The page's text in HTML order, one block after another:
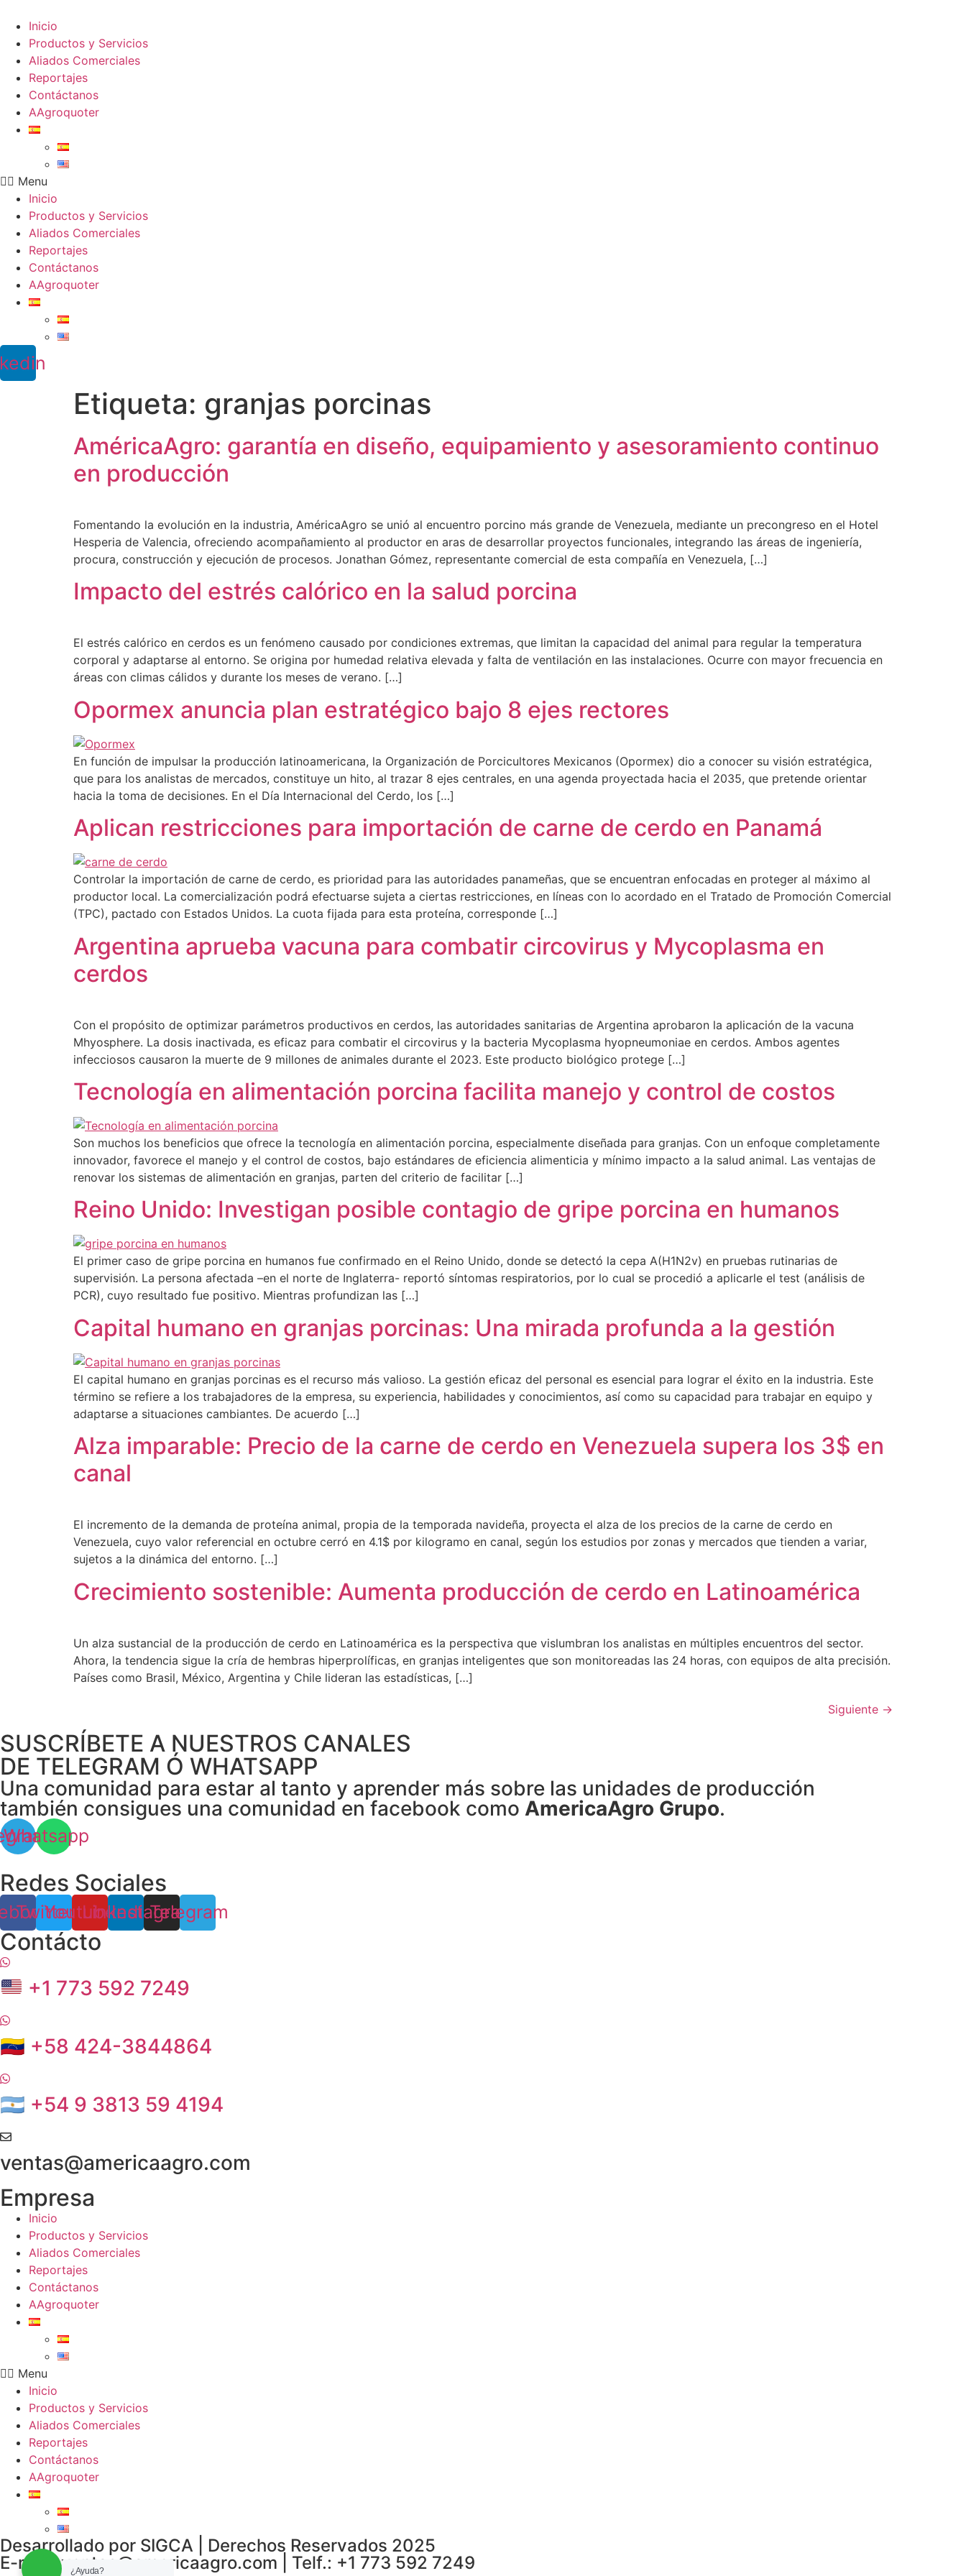
contenido
Inicio
Productos y Servicios
Aliados Comerciales
Reportajes
Contáctanos
AAgroquoter
Menu
Inicio
Productos y Servicios
Aliados Comerciales
Reportajes
Contáctanos
AAgroquoter
Etiqueta: granjas porcinas
AméricaAgro: garantía en diseño, equipamiento y asesoramiento continuo
en producción
Fomentando la evolución en la industria, AméricaAgro se unió al encuentro porcino más grande de Venezuela, mediante un precongreso en el Hotel
Hesperia de Valencia, ofreciendo acompañamiento al productor en aras de desarrollar proyectos funcionales, integrando las áreas de ingeniería,
procura, construcción y ejecución de procesos. Jonathan Gómez, representante comercial de esta compañía en Venezuela, […]
Impacto del estrés calórico en la salud porcina
El estrés calórico en cerdos es un fenómeno causado por condiciones extremas, que limitan la capacidad del animal para regular la temperatura
corporal y adaptarse al entorno. Se origina por humedad relativa elevada y falta de ventilación en las instalaciones. Ocurre con mayor frecuencia en
áreas con climas cálidos y durante los meses de verano. […]
Opormex anuncia plan estratégico bajo 8 ejes rectores
En función de impulsar la producción latinoamericana, la Organización de Porcicultores Mexicanos (Opormex) dio a conocer su visión estratégica,
que para los analistas de mercados, constituye un hito, al trazar 8 ejes centrales, en una agenda proyectada hacia el 2035, que pretende orientar
hacia la toma de decisiones. En el Día Internacional del Cerdo, los […]
Aplican restricciones para importación de carne de cerdo en Panamá
Controlar la importación de carne de cerdo, es prioridad para las autoridades panameñas, que se encuentran enfocadas en proteger al máximo al
productor local. La comercialización podrá efectuarse sujeta a ciertas restricciones, en líneas con lo acordado en el Tratado de Promoción Comercial
(TPC), pactado con Estados Unidos. La cuota fijada para esta proteína, corresponde […]
Argentina aprueba vacuna para combatir circovirus y Mycoplasma en
cerdos
Con el propósito de optimizar parámetros productivos en cerdos, las autoridades sanitarias de Argentina aprobaron la aplicación de la vacuna
Mhyosphere. La dosis inactivada, es eficaz para combatir el circovirus y la bacteria Mycoplasma hyopneumoniae en cerdos. Ambos agentes
infecciosos causaron la muerte de 9 millones de animales durante el 2023. Este producto biológico protege […]
Tecnología en alimentación porcina facilita manejo y control de costos
Son muchos los beneficios que ofrece la tecnología en alimentación porcina, especialmente diseñada para granjas. Con un enfoque completamente
innovador, favorece el manejo y el control de costos, bajo estándares de eficiencia alimenticia y mínimo impacto a la salud animal. Las ventajas de
renovar los sistemas de alimentación en granjas, parten del criterio de facilitar […]
Reino Unido: Investigan posible contagio de gripe porcina en humanos
El primer caso de gripe porcina en humanos fue confirmado en el Reino Unido, donde se detectó la cepa A(H1N2v) en pruebas rutinarias de
supervisión. La persona afectada –en el norte de Inglaterra- reportó síntomas respiratorios, por lo cual se procedió a aplicarle el test (análisis de
PCR), cuyo resultado fue positivo. Mientras profundizan las […]
Capital humano en granjas porcinas: Una mirada profunda a la gestión
El capital humano en granjas porcinas es el recurso más valioso. La gestión eficaz del personal es esencial para lograr el éxito en la industria. Este
término se refiere a los trabajadores de la empresa, su experiencia, habilidades y conocimientos, así como su capacidad para trabajar en equipo y
adaptarse a situaciones cambiantes. De acuerdo […]
Alza imparable: Precio de la carne de cerdo en Venezuela supera los 3$ en
canal
El incremento de la demanda de proteína animal, propia de la temporada navideña, proyecta el alza de los precios de la carne de cerdo en
Venezuela, cuyo valor referencial en octubre cerró en 4.1$ por kilogramo en canal, según los estudios por zonas y mercados que tienden a variar,
sujetos a la dinámica del entorno. […]
Crecimiento sostenible: Aumenta producción de cerdo en Latinoamérica
Un alza sustancial de la producción de cerdo en Latinoamérica es la perspectiva que vislumbran los analistas en múltiples encuentros del sector.
Ahora, la tendencia sigue la cría de hembras hiperprolíficas, en granjas inteligentes que son monitoreadas las 24 horas, con equipos de alta precisión.
Países como Brasil, México, Argentina y Chile lideran las estadísticas, […]
Siguiente →
SUSCRÍBETE A NUESTROS CANALES
DE TELEGRAM Ó WHATSAPP
Una comunidad para estar al tanto y aprender más sobre las unidades de producción
también consigues una comunidad en facebook como AmericaAgro Grupo.
Whatsapp
Redes Sociales
TwitterYoutubeLinkedin
Instagram
Telegram
Contácto
+1 773 592 7249
🇻🇪 +58 424-3844864
🇦🇷 +54 9 3813 59 4194
ventas@americaagro.com
Empresa
Inicio
Productos y Servicios
Aliados Comerciales
Reportajes
Contáctanos
AAgroquoter
Menu
Inicio
Productos y Servicios
Aliados Comerciales
Reportajes
Contáctanos
AAgroquoter
Desarrollado por SIGCA | Derechos Reservados 2025
E-mail: ventas@americaagro.com | Telf.: +1 773 592 7249
¿Ayuda?